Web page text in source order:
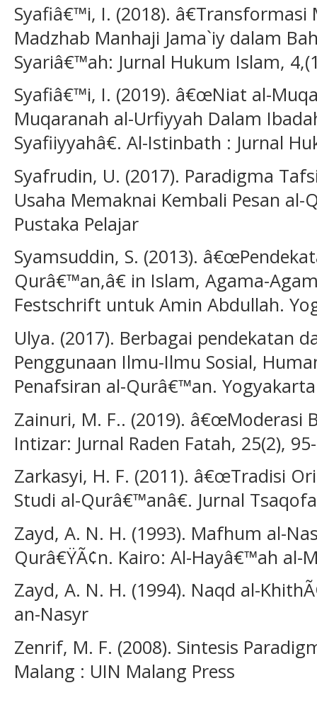
Syafiâ€™i, I. (2018).
Madzhab Manhaji Jama`iy dalam
Syariâ€™ah: Jurnal Hukum Islam,
Syafiâ€™i, I. (2019). â€œNiat al-
Muqaranah al-Urfiyyah Dalam
Syafiiyyahâ€. Al-Istinbath : Jurnal
Syafrudin, U. (2017). Paradigma
Usaha Memaknai Kembali Pesan
Pustaka Pelajar
Syamsuddin, S. (2013).
Qurâ€™an,â€ in Islam, Agama-
Festschrift untuk Amin Abdullah.
Ulya. (2017). Berbagai pendekatan
Penggunaan Ilmu-Ilmu Sosial,
Penafsiran al-Qurâ€™an.
Zainuri, M. F.. (2019). â€œModerasi
Intizar: Jurnal Raden Fatah, 25(2),
Zarkasyi, H. F. (2011). â€œTradisi
Studi al-Qurâ€™anâ€. Jurnal
Zayd, A. N. H. (1993). Mafhum al-
Qurâ€ŸÃ¢n. Kairo: Al-Hayâ€™ah al-
Zayd, A. N. H. (1994). Naqd al-
an-Nasyr
Zenrif, M. F. (2008). Sintesis
Malang : UIN Malang Press